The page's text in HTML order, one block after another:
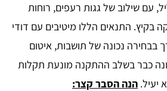
עם שילוב של גגות רעפים, רוחות
בקיץ. התנאים הללו מיטיבים עם דודי
בבחירה נכונה של תושבות, איטום
כבר בשלב ההתקנה מונעת תקלות
יעיל. הנה הסבר קצר: